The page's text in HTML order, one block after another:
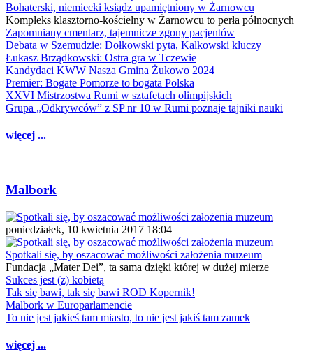
Bohaterski, niemiecki ksiądz upamiętniony w Żarnowcu
Kompleks klasztorno-kościelny w Żarnowcu to perła północnych
Zapomniany cmentarz, tajemnicze zgony pacjentów
Debata w Szemudzie: Dołkowski pyta, Kalkowski kluczy
Łukasz Brządkowski: Ostra gra w Tczewie
Kandydaci KWW Nasza Gmina Żukowo 2024
Premier: Bogate Pomorze to bogata Polska
XXVI Mistrzostwa Rumi w sztafetach olimpijskich
Grupa „Odkrywców” z SP nr 10 w Rumi poznaje tajniki nauki
więcej ...
Malbork
poniedziałek, 10 kwietnia 2017 18:04
Spotkali się, by oszacować możliwości założenia muzeum
Fundacja „Mater Dei”, ta sama dzięki której w dużej mierze
Sukces jest (z) kobietą
Tak się bawi, tak się bawi ROD Kopernik!
Malbork w Europarlamencie
To nie jest jakieś tam miasto, to nie jest jakiś tam zamek
więcej ...